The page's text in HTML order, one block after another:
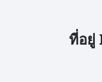
ที่อยู่